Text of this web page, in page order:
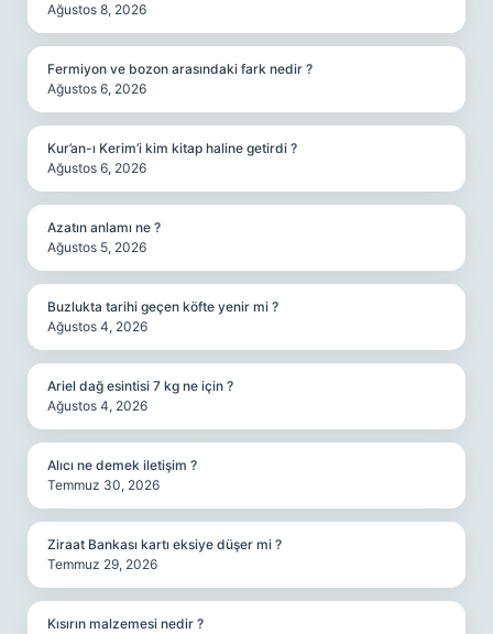
Ağustos 8, 2026
Fermiyon ve bozon arasındaki fark nedir ?
Ağustos 6, 2026
Kur’an-ı Kerim’i kim kitap haline getirdi ?
Ağustos 6, 2026
Azatın anlamı ne ?
Ağustos 5, 2026
Buzlukta tarihi geçen köfte yenir mi ?
Ağustos 4, 2026
Ariel dağ esintisi 7 kg ne için ?
Ağustos 4, 2026
Alıcı ne demek iletişim ?
Temmuz 30, 2026
Ziraat Bankası kartı eksiye düşer mi ?
Temmuz 29, 2026
Kısırın malzemesi nedir ?